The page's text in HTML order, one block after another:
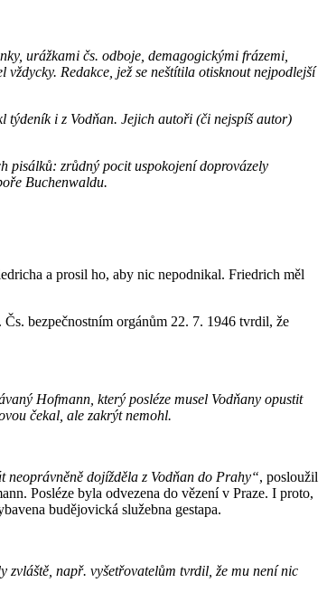
urážkami čs. odboje, demagogickými frázemi,
Redakce, jež se neštítila otisknout nejpodlejší
i z Vodňan. Jejich autoři (či nejspíš autor)
pisálků: zrůdný pocit uspokojení doprovázely
Buchenwaldu.
a prosil ho, aby nic nepodnikal. Friedrich měl
bezpečnostním orgánům 22. 7. 1946 tvrdil, že
Hofmann, který posléze musel Vodňany opustit
čekal, ale zakrýt nemohl.
neoprávněně dojížděla z Vodňan do Prahy“, posloužil
Posléze byla odvezena do vězení v Praze. I proto,
budějovická služebna gestapa.
zvláště, např. vyšetřovatelům tvrdil, že mu není nic